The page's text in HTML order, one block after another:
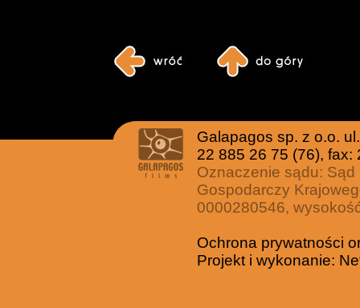
Galapagos sp. z o.o.
22 885 26 75 (76),
Oznaczenie sądu: Sąd
Gospodarczy
0000280546,
Ochrona prywatności
Projekt i wykonanie: